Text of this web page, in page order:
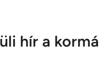
hír a